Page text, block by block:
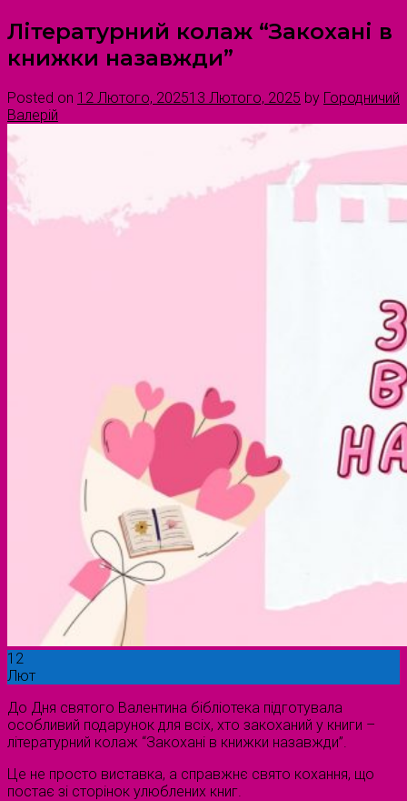
Літературний колаж “Закохані в
книжки назавжди”
Posted on 12 Лютого, 202513 Лютого, 2025 by Городничий
Валерій
12
Лют
До Дня святого Валентина бібліотека підготувала
особливий подарунок для всіх, хто закоханий у книги –
літературний колаж “Закохані в книжки назавжди”.
Це не просто виставка, а справжнє свято кохання, що
постає зі сторінок улюблених книг.